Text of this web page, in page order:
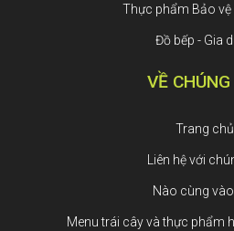
Thực phẩm Bảo vệ
Đồ bếp - Gia
VỀ
Trang chủ
Liên hệ với
Nào cùng
Menu trái cây và thực phẩm